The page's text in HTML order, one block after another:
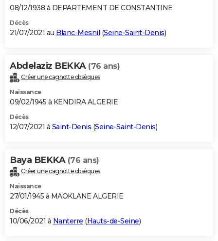
08/12/1938 à DEPARTEMENT DE CONSTANTINE
Décès
21/07/2021 au Blanc-Mesnil (Seine-Saint-Denis)
Abdelaziz BEKKA (76 ans)
Créer une cagnotte obsèques
Naissance
09/02/1945 à KENDIRA ALGERIE
Décès
12/07/2021 à Saint-Denis (Seine-Saint-Denis)
Baya BEKKA (76 ans)
Créer une cagnotte obsèques
Naissance
27/01/1945 à MAOKLANE ALGERIE
Décès
10/06/2021 à Nanterre (Hauts-de-Seine)